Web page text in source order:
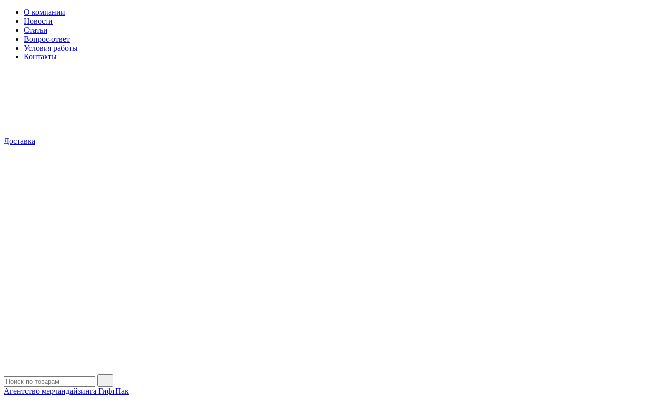
О компании
Новости
Статьи
Вопрос-ответ
Условия работы
Контакты
Доставка
Агентство мерчандайзинга ГифтПак